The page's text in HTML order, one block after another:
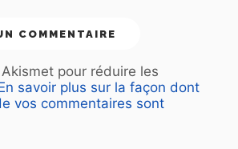
pour réduire les
savoir plus sur la façon dont
vos commentaires sont